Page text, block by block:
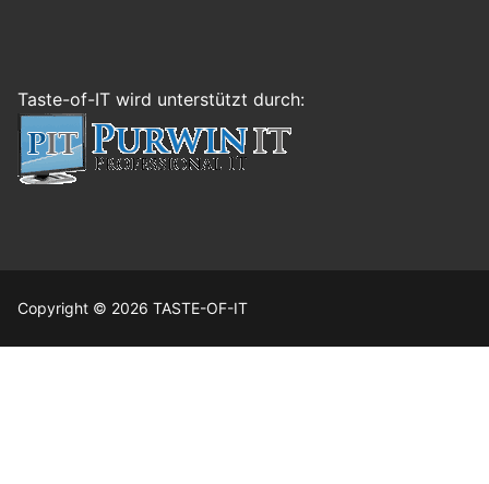
Taste-of-IT wird unterstützt durch:
Copyright © 2026 TASTE-OF-IT